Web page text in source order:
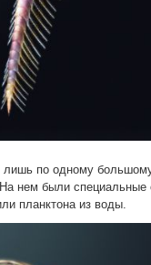
по одному
нем были специальные
планктона из воды.